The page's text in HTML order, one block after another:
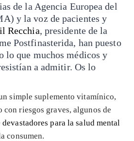
de la Agencia Europea del
y la voz de pacientes y
Recchia, presidente de la
Postfinasterida, han puesto
lo que muchos médicos y
a admitir. Os lo
simple suplemento vitamínico,
con riesgos graves, algunos de
devastadores para la salud mental
consumen.